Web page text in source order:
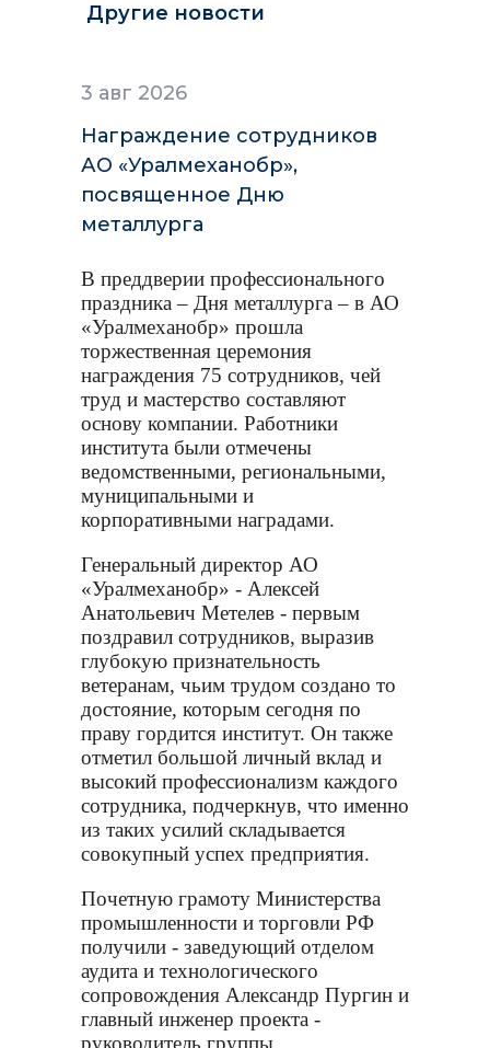
Другие новости
3 авг 2026
Награждение сотрудников
АО «Уралмеханобр»,
посвященное Дню
металлурга
В преддверии профессионального
праздника – Дня металлурга – в АО
«Уралмеханобр» прошла
торжественная церемония
награждения 75 сотрудников, чей
труд и мастерство составляют
основу компании. Работники
института были отмечены
ведомственными, региональными,
муниципальными и
корпоративными наградами.
Генеральный директор АО
«Уралмеханобр» - Алексей
Анатольевич Метелев - первым
поздравил сотрудников, выразив
глубокую признательность
ветеранам, чьим трудом создано то
достояние, которым сегодня по
праву гордится институт. Он также
отметил большой личный вклад и
высокий профессионализм каждого
сотрудника, подчеркнув, что именно
из таких усилий складывается
совокупный успех предприятия.
Почетную грамоту Министерства
промышленности и торговли РФ
получили - заведующий отделом
аудита и технологического
сопровождения Александр Пургин и
главный инженер проекта -
руководитель группы